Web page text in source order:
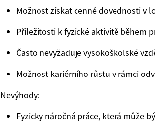
Možnost získat cenné dovednosti v
Příležitosti k fyzické aktivitě během
Často nevyžaduje vysokoškolské
Možnost kariérního růstu v rámci
Nevýhody:
Fyzicky náročná práce, která může